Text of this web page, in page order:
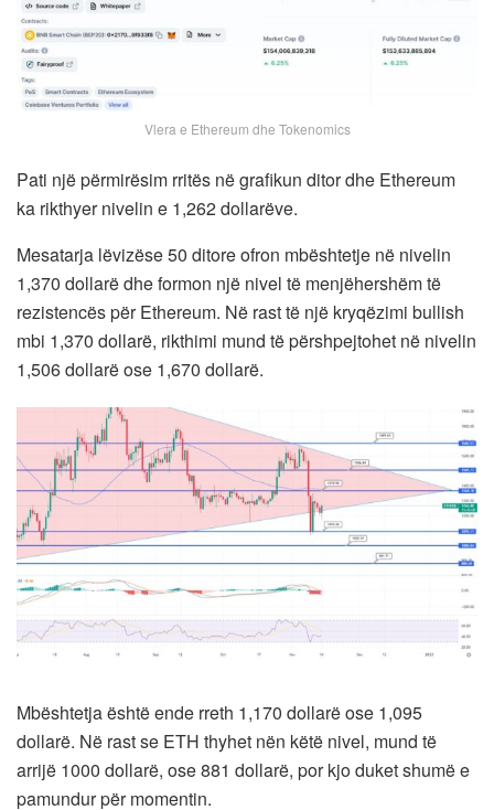
Vlera e Ethereum dhe Tokenomics
Pati një përmirësim rritës në grafikun ditor dhe Ethereum
ka rikthyer nivelin e 1,262 dollarëve.
Mesatarja lëvizëse 50 ditore ofron mbështetje në nivelin
1,370 dollarë dhe formon një nivel të menjëhershëm të
rezistencës për Ethereum. Në rast të një kryqëzimi bullish
mbi 1,370 dollarë, rikthimi mund të përshpejtohet në nivelin
1,506 dollarë ose 1,670 dollarë.
Mbështetja është ende rreth 1,170 dollarë ose 1,095
dollarë. Në rast se ETH thyhet nën këtë nivel, mund të
arrijë 1000 dollarë, ose 881 dollarë, por kjo duket shumë e
pamundur për momentin.